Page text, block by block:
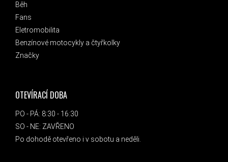
Běh
Fans
Eletromobilita
Benzínové motocykly a čtyřkolky
Značky
OTEVÍRACÍ DOBA
PO - PÁ: 8:30 - 16:30
SO - NE: ZAVŘENO
Po dohodě otevřeno i v sobotu a neděli.